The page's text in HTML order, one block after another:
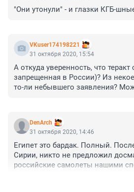
"Они утонули" - и глазки КГБ-
VKuser174198221
31 октября 2020, 15:54
А откуда уверенность, что
запрещенная в России)? Из
то-ли небывшего заявления?
DenArch
31 октября 2020, 14:46
Египет это бардак. Полный.
Сирии, никто не предложил
российские самолеты нашими